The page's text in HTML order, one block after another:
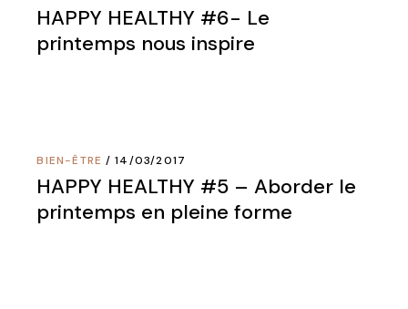
HAPPY HEALTHY #6- Le
printemps nous inspire
BIEN-ÊTRE 14/03/2017
HAPPY HEALTHY #5 – Aborder le
printemps en pleine forme